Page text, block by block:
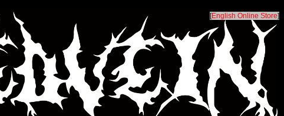
[English Online Store]